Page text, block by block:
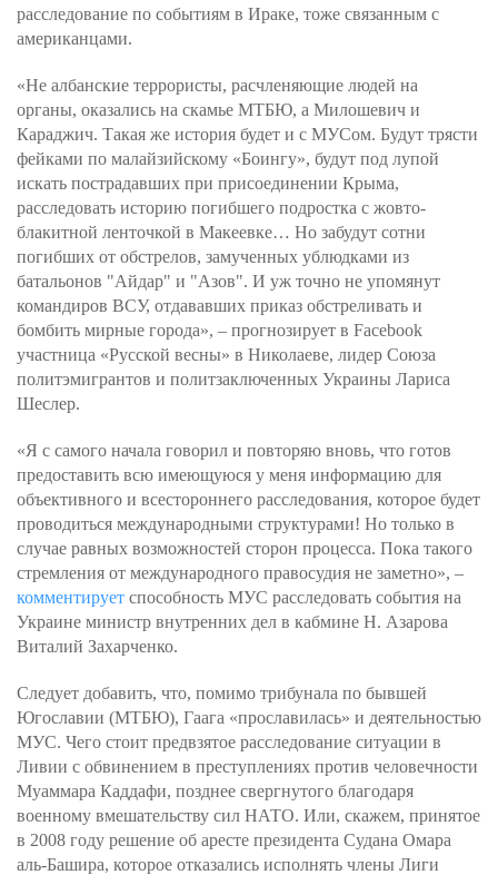
расследование по событиям в Ираке, тоже связанным с
американцами.
«Не албанские террористы, расчленяющие людей на
органы, оказались на скамье МТБЮ, а Милошевич и
Караджич. Такая же история будет и с МУСом. Будут трясти
фейками по малайзийскому «Боингу», будут под лупой
искать пострадавших при присоединении Крыма,
расследовать историю погибшего подростка с жовто-
блакитной ленточкой в Макеевке… Но забудут сотни
погибших от обстрелов, замученных ублюдками из
батальонов "Айдар" и "Азов". И уж точно не упомянут
командиров ВСУ, отдававших приказ обстреливать и
бомбить мирные города», – прогнозирует в Facebook
участница «Русской весны» в Николаеве, лидер Союза
политэмигрантов и политзаключенных Украины Лариса
Шеслер.
«Я с самого начала говорил и повторяю вновь, что готов
предоставить всю имеющуюся у меня информацию для
объективного и всестороннего расследования, которое будет
проводиться международными структурами! Но только в
случае равных возможностей сторон процесса. Пока такого
стремления от международного правосудия не заметно», –
комментирует способность МУС расследовать события на
Украине министр внутренних дел в кабмине Н. Азарова
Виталий Захарченко.
Следует добавить, что, помимо трибунала по бывшей
Югославии (МТБЮ), Гаага «прославилась» и деятельностью
МУС. Чего стоит предвзятое расследование ситуации в
Ливии с обвинением в преступлениях против человечности
Муаммара Каддафи, позднее свергнутого благодаря
военному вмешательству сил НАТО. Или, скажем, принятое
в 2008 году решение об аресте президента Судана Омара
аль-Башира, которое отказались исполнять члены Лиги